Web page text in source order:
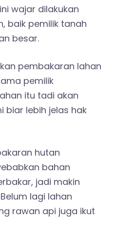
wajar dilakukan
baik pemilik tanah
besar.
pembakaran lahan
pemilik
itu tadi akan
biar lebih jelas hak
hutan
bahan
jadi makin
lagi lahan
rawan api juga ikut